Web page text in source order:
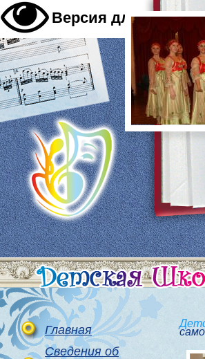
Версия для
Главная
Сведения об